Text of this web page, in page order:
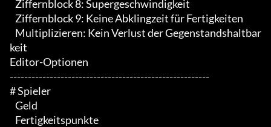
keit
Editor-Optionen
-------------------------------------------------------
# Spieler